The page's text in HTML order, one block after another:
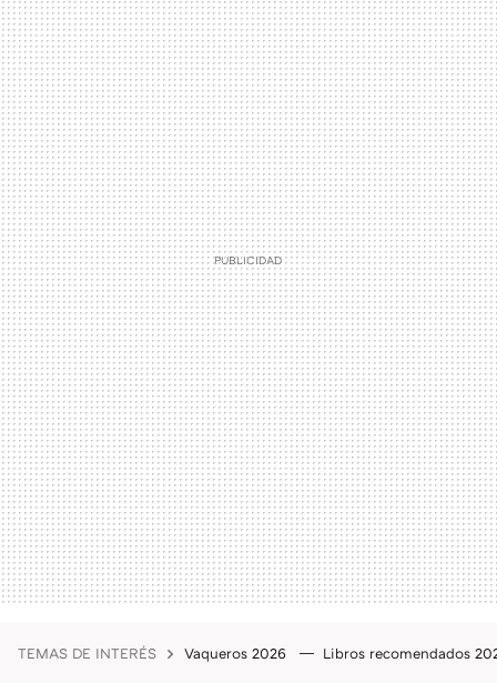
TEMAS DE INTERÉS Vaqueros 2026 Libros recomendados